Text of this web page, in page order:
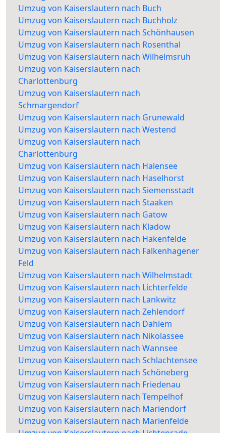
Umzug von Kaiserslautern nach Buch
Umzug von Kaiserslautern nach Buchholz
Umzug von Kaiserslautern nach Schönhausen
Umzug von Kaiserslautern nach Rosenthal
Umzug von Kaiserslautern nach Wilhelmsruh
Umzug von Kaiserslautern nach
Charlottenburg
Umzug von Kaiserslautern nach
Schmargendorf
Umzug von Kaiserslautern nach Grunewald
Umzug von Kaiserslautern nach Westend
Umzug von Kaiserslautern nach
Charlottenburg
Umzug von Kaiserslautern nach Halensee
Umzug von Kaiserslautern nach Haselhorst
Umzug von Kaiserslautern nach Siemensstadt
Umzug von Kaiserslautern nach Staaken
Umzug von Kaiserslautern nach Gatow
Umzug von Kaiserslautern nach Kladow
Umzug von Kaiserslautern nach Hakenfelde
Umzug von Kaiserslautern nach Falkenhagener
Feld
Umzug von Kaiserslautern nach Wilhelmstadt
Umzug von Kaiserslautern nach Lichterfelde
Umzug von Kaiserslautern nach Lankwitz
Umzug von Kaiserslautern nach Zehlendorf
Umzug von Kaiserslautern nach Dahlem
Umzug von Kaiserslautern nach Nikolassee
Umzug von Kaiserslautern nach Wannsee
Umzug von Kaiserslautern nach Schlachtensee
Umzug von Kaiserslautern nach Schöneberg
Umzug von Kaiserslautern nach Friedenau
Umzug von Kaiserslautern nach Tempelhof
Umzug von Kaiserslautern nach Mariendorf
Umzug von Kaiserslautern nach Marienfelde